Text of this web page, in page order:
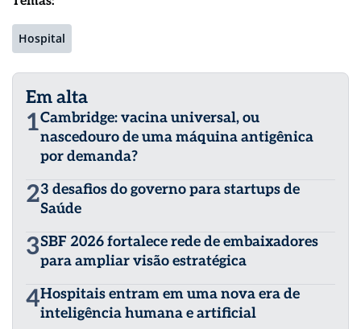
Hospital
Em alta
1Cambridge: vacina universal, ou
nascedouro de uma máquina antigênica
por demanda?
23 desafios do governo para startups de
Saúde
3SBF 2026 fortalece rede de embaixadores
para ampliar visão estratégica
4Hospitais entram em uma nova era de
inteligência humana e artificial